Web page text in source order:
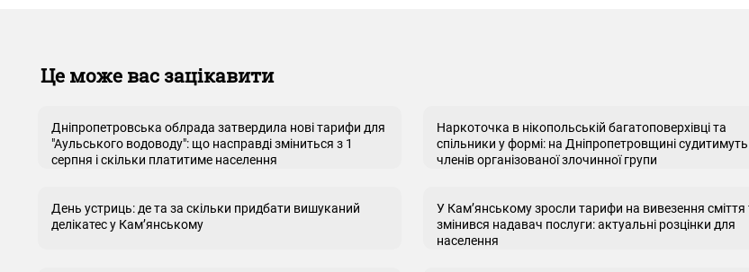
Це може вас зацікавити
Дніпропетровська облрада затвердила нові тарифи для
"Аульського водоводу": що насправді зміниться з 1
серпня і скільки платитиме населення
Наркоточка в нікопольській багатоповерхівці та
спільники у формі: на Дніпропетровщині судитимуть
членів організованої злочинної групи
День устриць: де та за скільки придбати вишуканий
делікатес у Кам’янському
У Кам’янському зросли тарифи на вивезення сміття
змінився надавач послуги: актуальні розцінки для
населення